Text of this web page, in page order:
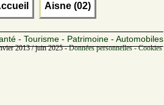
Aisne (02)
- Tourisme - Patrimoine - Automobiles
2013 / juin 2025 -Données personnelles -